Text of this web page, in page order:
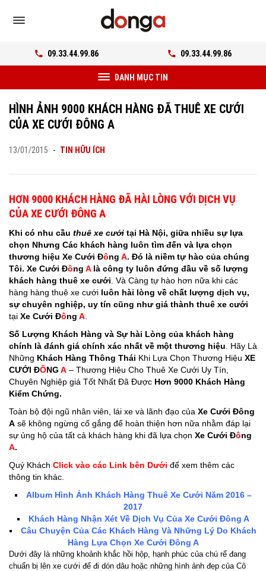
09.33.44.99.86 09.33.44.99.86
DANH MỤC TIN
HÌNH ẢNH 9000 KHÁCH HÀNG ĐÃ THUÊ XE CƯỚI
CỦA XE CƯỚI ĐÔNG A
13/01/2015 - TIN HỮU ÍCH
HƠN 9000 KHÁCH HÀNG ĐÃ HÀI LÒNG VỚI DỊCH VỤ
CỦA XE CƯỚI ĐÔNG A
Khi có nhu cầu thuê xe cưới tại Hà Nội, giữa nhiều sự lựa
chọn Nhưng Các khách hàng luôn tìm đến và lựa chọn
thương hiệu Xe Cưới Đông A. Đó là niềm tự hào của chúng
Tôi. Xe Cưới Đông Alà công ty luôn đứng đầu về số lượng
khách hàng thuê xe cưới . Và Càng tự hào hơn nữa khi các
hàng hàng thuê xe cưới luôn hài lòng về chất lượng dịch vụ,
sự chuyên nghiệp, uy tín cũng như giá thành thuê xe cưới
tại Xe Cưới Đông A
Số Lượng Khách Hàng và Sự hài Lòng của khách hàng
chính là đánh giá chính xác nhất về một thương hiệu . Hãy Là
Những Khách Hàng Thông Thái Khi Lựa Chọn Thương Hiệu XE
CƯỚI ĐÔNG A – Thương Hiệu Cho Thuê Xe Cưới Uy Tín,
Chuyên Nghiệp giá Tốt Nhất Đã Được Hơn 9000 Khách Hàng
Kiểm Chứng.
Toàn bộ đội ngũ nhân viên, lái xe và lãnh đạo của Xe Cưới Đông
A sẽ không ngừng cố gắng để hoàn thiện hơn nữa nhằm đáp lại
sự ủng hộ của tất cả khách hàng khi đã lựa chọn Xe Cưới Đông
A.
Quý Khách Click vào các Link bên Dưới để xem thêm các
thông tin khác.
Album Hình Ảnh Khách Hàng Thuê Xe Cưới Năm 2016 –
2017
Khách Hàng Nhận Xét Về Dịch Vụ Của Xe Cưới Đông A
Câu Chuyện Của Các Khách Hàng Và Những Lý Do Khách
Hàng Lựa Chọn Xe Cưới Đông A
Dưới đây là những khoảnh khắc hồi hộp, hạnh phúc của chú rể đang
chuẩn bị lên xe cưới để đi dón dâu hoặc những hình ảnh đẹp của Cô